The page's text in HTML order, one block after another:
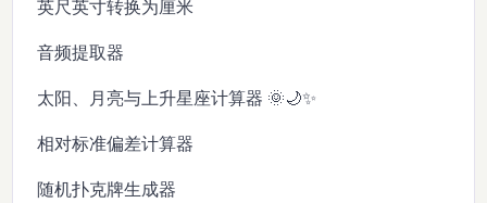
英尺英寸转换为厘米
音频提取器
太阳、月亮与上升星座计算器 🌞🌙✨
相对标准偏差计算器
随机扑克牌生成器